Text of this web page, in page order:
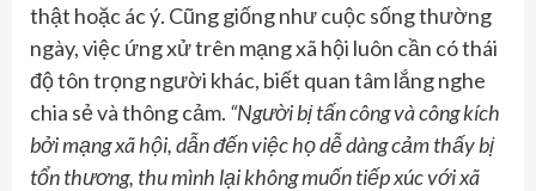
thật hoặc ác ý. Cũng giống như cuộc sống thường
ngày, việc ứng xử trên mạng xã hội luôn cần có thái
độ tôn trọng người khác, biết quan tâm lắng nghe
chia sẻ và thông cảm. “Người bị tấn công và công kích
bởi mạng xã hội, dẫn đến việc họ dễ dàng cảm thấy bị
tổn thương, thu mình lại không muốn tiếp xúc với xã